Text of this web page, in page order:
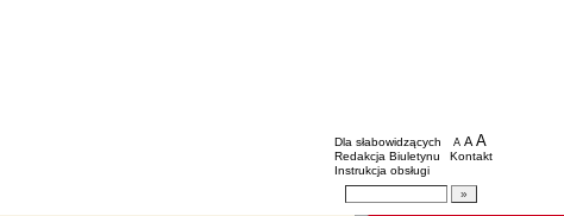
BIP - Oświata
Menu dodatkowe
Dla słabowidzących A pomniejsz czcionkę
A standardowy
A
Redakcja Biuletynu
Kontakt
Instrukcja obsługi
Wyszukiwarka artykułów